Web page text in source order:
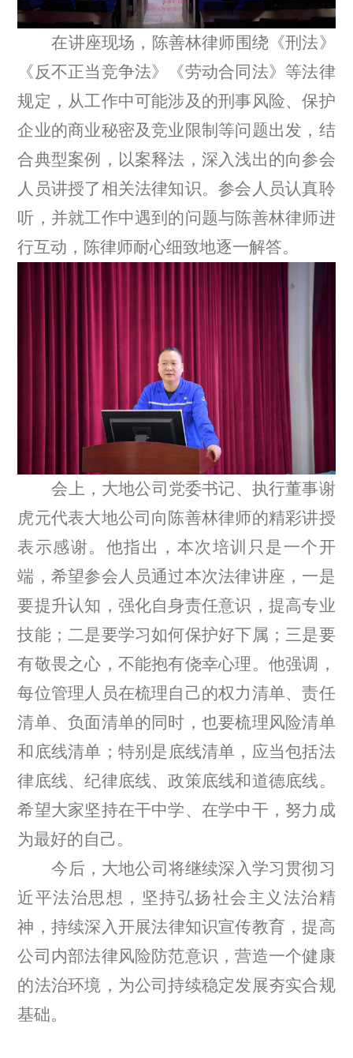
在讲座现场，陈善林律师围绕《刑法》
《反不正当竞争法》《劳动合同法》等法律
规定，从工作中可能涉及的刑事风险、保护
企业的商业秘密及竞业限制等问题出发，结
合典型案例，以案释法，深入浅出的向参会
人员讲授了相关法律知识。参会人员认真聆
听，并就工作中遇到的问题与陈善林律师进
行互动，陈律师耐心细致地逐一解答。
会上，大地公司党委书记、执行董事谢
虎元代表大地公司向陈善林律师的精彩讲授
表示感谢。他指出，本次培训只是一个开
端，希望参会人员通过本次法律讲座，一是
要提升认知，强化自身责任意识，提高专业
技能；二是要学习如何保护好下属；三是要
有敬畏之心，不能抱有侥幸心理。他强调，
每位管理人员在梳理自己的权力清单、责任
清单、负面清单的同时，也要梳理风险清单
和底线清单；特别是底线清单，应当包括法
律底线、纪律底线、政策底线和道德底线。
希望大家坚持在干中学、在学中干，努力成
为最好的自己。
今后，大地公司将继续深入学习贯彻习
近平法治思想， 坚持弘扬社会主义法治精
神，持续深入开展法律知识宣传教育，提高
公司内部法律风险防范意识，营造一个健康
的法治环境，为公司持续稳定发展夯实合规
基础。